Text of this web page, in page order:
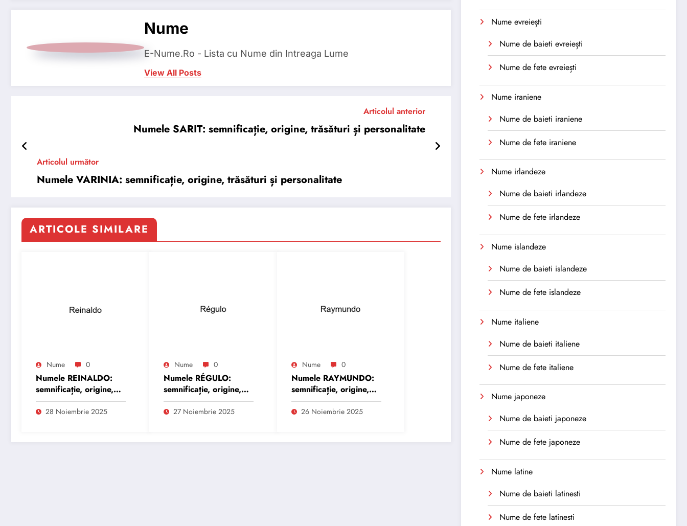
Nume
E-Nume.Ro - Lista cu Nume din Intreaga Lume
View All Posts
Articolul anterior
Numele SARIT: semnificație, origine, trăsături și personalitate
Articolul următor
Numele VARINIA: semnificație, origine, trăsături și personalitate
ARTICOLE SIMILARE
Nume 0
Numele REINALDO:
semnificație, origine,
trăsături și
personalitate
28 Noiembrie 2025
Nume 0
Numele RÉGULO:
semnificație, origine,
trăsături și
personalitate
27 Noiembrie 2025
Nume 0
Numele RAYMUNDO:
semnificație, origine,
trăsături și
personalitate
26 Noiembrie 2025
Nume evreiești
Nume de baieti evreiești
Nume de fete evreiești
Nume iraniene
Nume de baieti iraniene
Nume de fete iraniene
Nume irlandeze
Nume de baieti irlandeze
Nume de fete irlandeze
Nume islandeze
Nume de baieti islandeze
Nume de fete islandeze
Nume italiene
Nume de baieti italiene
Nume de fete italiene
Nume japoneze
Nume de baieti japoneze
Nume de fete japoneze
Nume latine
Nume de baieti latinesti
Nume de fete latinesti